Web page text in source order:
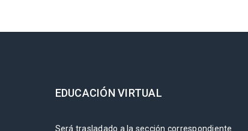
EDUCACIÓN VIRTUAL
Será trasladado a la sección correspondiente